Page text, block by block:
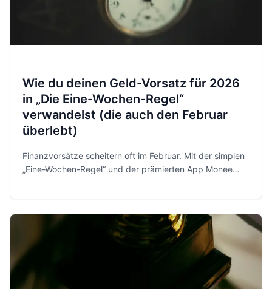
Wie du deinen Geld-Vorsatz für 2026
in „Die Eine-Wochen-Regel“
verwandelst (die auch den Februar
überlebt)
Finanzvorsätze scheitern oft im Februar. Mit der simplen
„Eine-Wochen-Regel“ und der prämierten App Monee